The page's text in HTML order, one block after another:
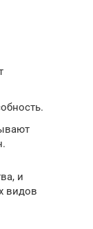
и
видов